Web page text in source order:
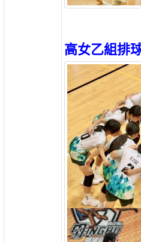
高女乙組排